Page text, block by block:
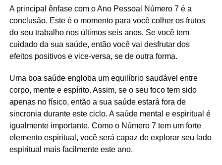
A principal ênfase com o Ano Pessoal Número 7 é a
conclusão. Este é o momento para você colher os frutos
do seu trabalho nos últimos seis anos. Se você tem
cuidado da sua saúde, então você vai desfrutar dos
efeitos positivos e vice-versa, se de outra forma.
Uma boa saúde engloba um equilíbrio saudável entre
corpo, mente e espírito. Assim, se o seu foco tem sido
apenas no físico, então a sua saúde estará fora de
sincronia durante este ciclo. A saúde mental e espiritual é
igualmente importante. Como o Número 7 tem um forte
elemento espiritual, você será capaz de explorar seu lado
espiritual mais facilmente este ano.